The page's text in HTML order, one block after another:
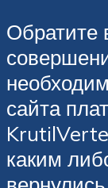
Обратите
сайта
каким